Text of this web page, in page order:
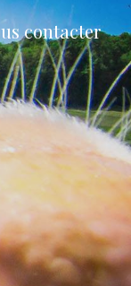
contacter